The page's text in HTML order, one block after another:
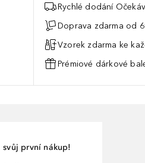
Rychlé dodání
Doprava zdarma od
Vzorek zdarma ke
Prémiové dárkové
svůj první nákup!